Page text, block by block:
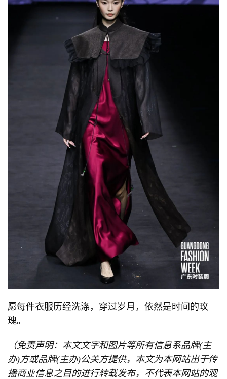
愿每件衣服历经洗涤，穿过岁月，依然是时间的玫
瑰。
（免责声明：本文文字和图片等所有信息系品牌(主
办)方或品牌(主办)公关方提供，本文为本网站出于传
播商业信息之目的进行转载发布，不代表本网站的观